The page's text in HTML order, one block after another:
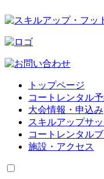
トップページ
コートレンタル
大会情報・申込み
スキルアップサ
コートレンタル
施設・アクセス